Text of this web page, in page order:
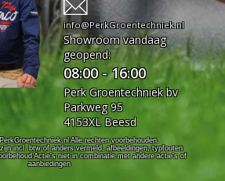
info@PerkGroentechniek.nl
Showroom vandaag
geopend:
08:00 - 16:00
Perk Groentechniek bv
Parkweg 95
4153XL Beesd
Alle rechten voorbehouden.
incl. btw of anders vermeld, afbeeldingen, typfouten
Actie's niet in combinatie met andere actie's of
aanbiedingen